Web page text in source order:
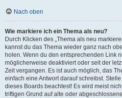
Nach oben
Wie markiere ich ein Thema als neu?
Durch Klicken des „Thema als neu
kannst du das Thema wieder ganz nach
holen. Wenn du den entsprechenden Link
möglicherweise deaktiviert oder seit der
Zeit vergangen. Es ist auch möglich, das
einfach eine Antwort darauf schreibst.
dieses Boards beachtest! Es wird meist
triftigen Grund auf alte oder